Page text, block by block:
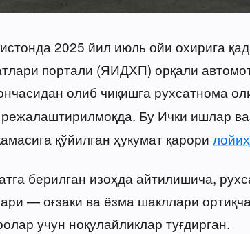
2025 йил июль ойи охирига
портали (ЯИДХП) орқали
олиб чиқишга рухсатнома
режалаштирилмоқда. Бу Ички ишлар
қўйилган ҳукумат қарори
берилган изоҳда айтилишича,
— оғзаки ва ёзма шакллари
учун ноқулайликлар туғдирган.